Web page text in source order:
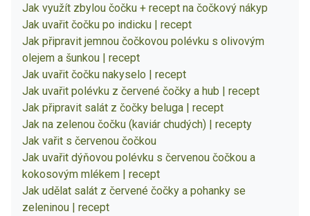
Jak využít zbylou čočku + recept na čočkový nákyp
Jak uvařit čočku po indicku | recept
Jak připravit jemnou čočkovou polévku s olivovým
olejem a šunkou | recept
Jak uvařit čočku nakyselo | recept
Jak uvařit polévku z červené čočky a hub | recept
Jak připravit salát z čočky beluga | recept
Jak na zelenou čočku (kaviár chudých) | recepty
Jak vařit s červenou čočkou
Jak uvařit dýňovou polévku s červenou čočkou a
kokosovým mlékem | recept
Jak udělat salát z červené čočky a pohanky se
zeleninou | recept